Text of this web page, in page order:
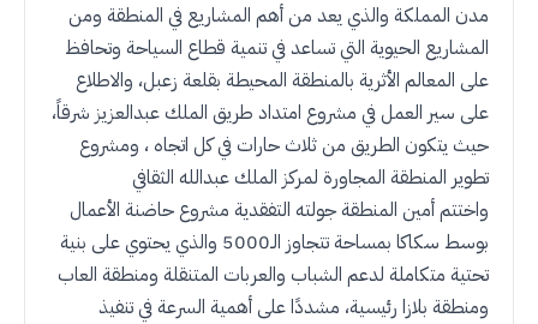
مدن المملكة والذي يعد من أهم المشاريع في المنطقة ومن
المشاريع الحيوية التي تساعد في تنمية قطاع السياحة وتحافظ
على المعالم الأثرية بالمنطقة المحيطة بقلعة زعبل، والاطلاع
على سير العمل في مشروع امتداد طريق الملك عبدالعزيز شرقاً،
حيث يتكون الطريق من ثلاث حارات في كل اتجاه ، ومشروع
تطوير المنطقة المجاورة لمركز الملك عبدالله الثقافي
واختتم أمين المنطقة جولته التفقدية مشروع حاضنة الأعمال
بوسط سكاكا بمساحة تتجاوز الـ5000 والذي يحتوي على بنية
تحتية متكاملة لدعم الشباب والعربات المتنقلة ومنطقة العاب
ومنطقة بلازا رئيسية، مشددًا على أهمية السرعة في تنفيذ